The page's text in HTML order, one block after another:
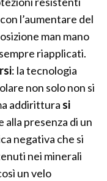
l’aumentare del
man mano
riapplicati.
: la tecnologia
non solo non si
addirittura si
alla presenza di un
negativa che si
nei minerali
un velo